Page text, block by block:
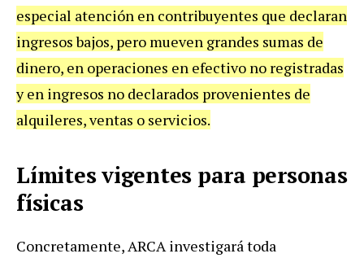
especial atención en contribuyentes que declaran
ingresos bajos, pero mueven grandes sumas de
dinero, en operaciones en efectivo no registradas
y en ingresos no declarados provenientes de
alquileres, ventas o servicios.
Límites vigentes para personas
físicas
Concretamente, ARCA investigará toda